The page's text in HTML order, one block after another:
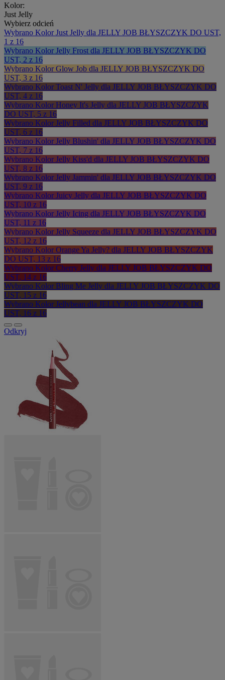
Kolor:
Just Jelly
Wybierz odcień
Wybrano Kolor Just Jelly dla JELLY JOB BŁYSZCZYK DO UST,
1 z 16
Wybrano Kolor Jelly Frost dla JELLY JOB BŁYSZCZYK DO
UST, 2 z 16
Wybrano Kolor Glow Job dla JELLY JOB BŁYSZCZYK DO
UST, 3 z 16
Wybrano Kolor Toast N' Jelly dla JELLY JOB BŁYSZCZYK DO
UST, 4 z 16
Wybrano Kolor Honey It's Jelly dla JELLY JOB BŁYSZCZYK
DO UST, 5 z 16
Wybrano Kolor Jelly Filled dla JELLY JOB BŁYSZCZYK DO
UST, 6 z 16
Wybrano Kolor Jelly Blushin' dla JELLY JOB BŁYSZCZYK DO
UST, 7 z 16
Wybrano Kolor Jelly Kiss'd dla JELLY JOB BŁYSZCZYK DO
UST, 8 z 16
Wybrano Kolor Jelly Jammin' dla JELLY JOB BŁYSZCZYK DO
UST, 9 z 16
Wybrano Kolor Juicy Jelly dla JELLY JOB BŁYSZCZYK DO
UST, 10 z 16
Wybrano Kolor Jelly Icing dla JELLY JOB BŁYSZCZYK DO
UST, 11 z 16
Wybrano Kolor Jelly Squeeze dla JELLY JOB BŁYSZCZYK DO
UST, 12 z 16
Wybrano Kolor Orange Ya Jelly? dla JELLY JOB BŁYSZCZYK
DO UST, 13 z 16
Wybrano Kolor Cherry Jelly dla JELLY JOB BŁYSZCZYK DO
UST, 14 z 16
Wybrano Kolor Bling Me Jelly dla JELLY JOB BŁYSZCZYK DO
UST, 15 z 16
Wybrano Kolor Jellybean dla JELLY JOB BŁYSZCZYK DO
UST, 16 z 16
Odkryj